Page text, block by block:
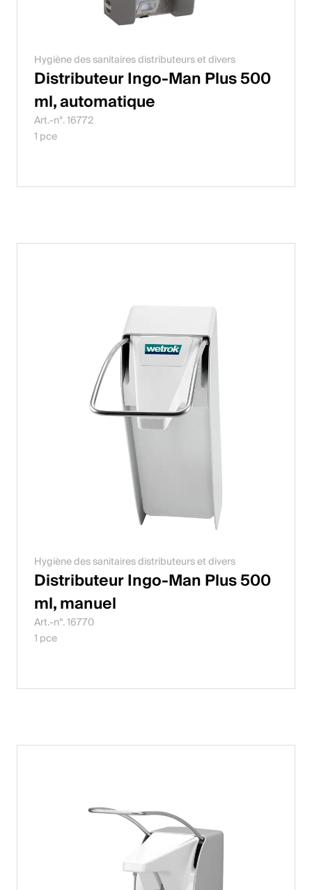
Hygiène des sanitaires distributeurs et divers
Distributeur Ingo-Man Plus 500
ml, automatique
Art.-n°. 16772
1 pce
Hygiène des sanitaires distributeurs et divers
Distributeur Ingo-Man Plus 500
ml, manuel
Art.-n°. 16770
1 pce